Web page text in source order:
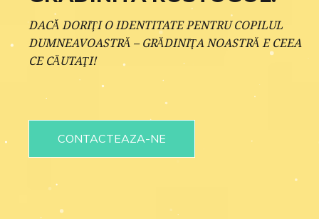
DACĂ DORIŢI O IDENTITATE PENTRU COPILUL
DUMNEAVOASTRĂ – GRĂDINIŢA NOASTRĂ E CEEA
CE CĂUTAŢI!
CONTACTEAZA-NE